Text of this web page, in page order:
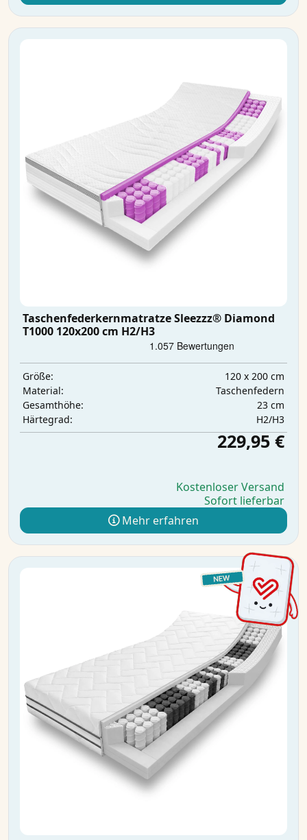
Taschenfederkernmatratze Sleezzz® Diamond
T1000 120x200 cm H2/H3
Größe:
120 x 200 cm
Material:
Taschenfedern
Gesamthöhe:
23 cm
Härtegrad:
H2/H3
229,95 €
Kostenloser Versand
Sofort lieferbar
Mehr erfahren